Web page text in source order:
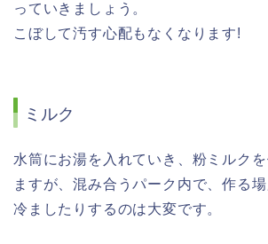
っていきましょう。
こぼして汚す心配もなくなります!
ミルク
水筒にお湯を入れていき、粉ミルク
ますが、混み合うパーク内で、作る場
冷ましたりするのは大変です。